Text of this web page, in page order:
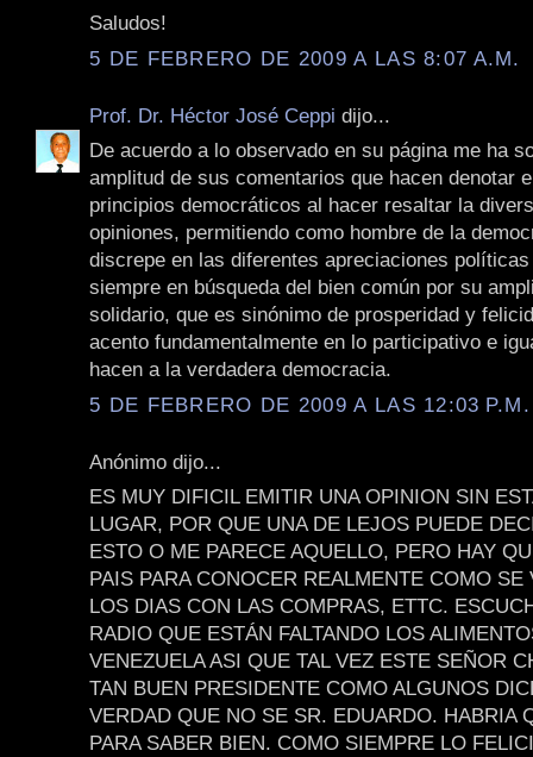
Saludos!
5 DE FEBRERO DE 2009 A LAS 8:07 A.M.
Prof. Dr. Héctor José Ceppi dijo...
De acuerdo a lo observado en su página me ha
amplitud de sus comentarios que hacen denotar
principios democráticos al hacer resaltar la
opiniones, permitiendo como hombre de la
discrepe en las diferentes apreciaciones
siempre en búsqueda del bien común por su
solidario, que es sinónimo de prosperidad y
acento fundamentalmente en lo participativo e
hacen a la verdadera democracia.
5 DE FEBRERO DE 2009 A LAS 12:03 P.M.
Anónimo dijo...
ES MUY DIFICIL EMITIR UNA OPINION SIN
LUGAR, POR QUE UNA DE LEJOS PUEDE
ESTO O ME PARECE AQUELLO, PERO HAY
PAIS PARA CONOCER REALMENTE COMO SE
LOS DIAS CON LAS COMPRAS, ETTC.
RADIO QUE ESTÁN FALTANDO LOS
VENEZUELA ASI QUE TAL VEZ ESTE SEÑOR
TAN BUEN PRESIDENTE COMO ALGUNOS
VERDAD QUE NO SE SR. EDUARDO. HABRIA
PARA SABER BIEN. COMO SIEMPRE LO